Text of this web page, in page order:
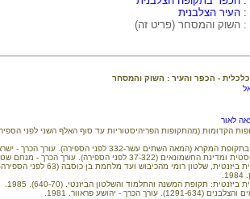
: העיר הצלבנית
: השוק והמסחר (פריט זה)
- הכפר והעיר : השוק והמסחר
לאור
הקדומות (מהתקופות הפריהיסטוריות עד סוף האלף השני לפני